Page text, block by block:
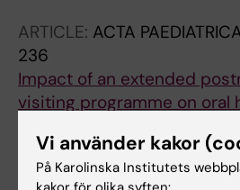
ARTICLE: ACTA
236
Impact of an extended
visiting programme on oral
Stockholm, Sweden
Brannemo I; Dahllof G;
Vi använder kakor
På Karolinska Institutets